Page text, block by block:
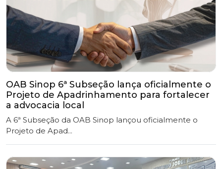
OAB Sinop 6ª Subseção lança oficialmente o
Projeto de Apadrinhamento para fortalecer
a advocacia local
A 6ª Subseção da OAB Sinop lançou oficialmente o
Projeto de Apad...